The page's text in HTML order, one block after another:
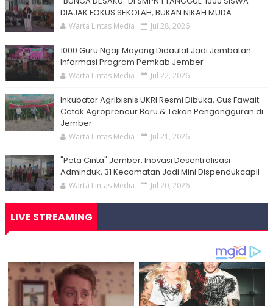
DIAJAK FOKUS SEKOLAH, BUKAN NIKAH MUDA
Warta Lintas Media Jul 28, 2026
1000 Guru Ngaji Mayang Didaulat Jadi Jembatan
Informasi Program Pemkab Jember
Warta Lintas Media Jul 22, 2026
Inkubator Agribisnis UKRI Resmi Dibuka, Gus Fawait:
Cetak Agropreneur Baru & Tekan Pengangguran di
Jember
Warta Lintas Media Jul 21, 2026
"Peta Cinta" Jember: Inovasi Desentralisasi
Adminduk, 31 Kecamatan Jadi Mini Dispendukcapil
Warta Lintas Media Jul 20, 2026
LIVE STREAMING